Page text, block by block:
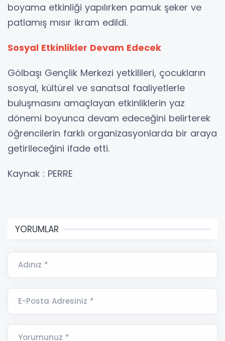
boyama etkinliği yapılırken pamuk şeker ve
patlamış mısır ikram edildi.
Sosyal Etkinlikler Devam Edecek
Gölbaşı Gençlik Merkezi yetkilileri, çocukların
sosyal, kültürel ve sanatsal faaliyetlerle
buluşmasını amaçlayan etkinliklerin yaz
dönemi boyunca devam edeceğini belirterek
öğrencilerin farklı organizasyonlarda bir araya
getirileceğini ifade etti.
Kaynak : PERRE
YORUMLAR
Adınız *
E-Posta Adresiniz *
Yorumunuz *